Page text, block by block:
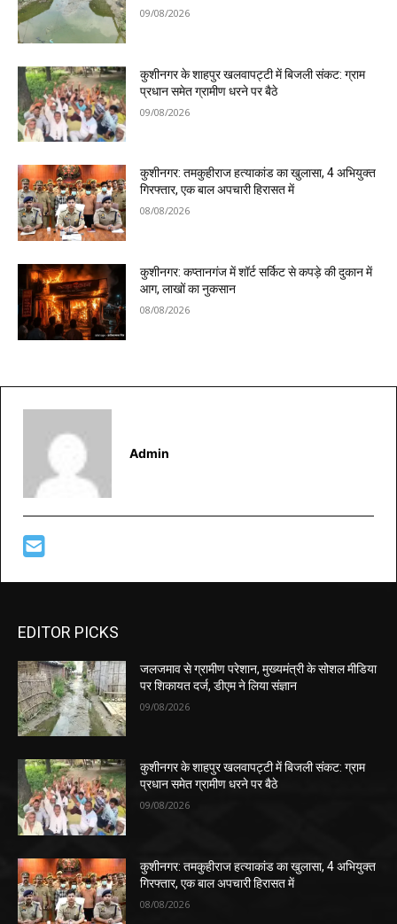
09/08/2026
कुशीनगर के शाहपुर खलवापट्टी में बिजली संकट: ग्राम
प्रधान समेत ग्रामीण धरने पर बैठे
09/08/2026
कुशीनगर: तमकुहीराज हत्याकांड का खुलासा, 4 अभियुक्त
गिरफ्तार, एक बाल अपचारी हिरासत में
08/08/2026
कुशीनगर: कप्तानगंज में शॉर्ट सर्किट से कपड़े की दुकान में
आग, लाखों का नुकसान
08/08/2026
Admin
EDITOR PICKS
जलजमाव से ग्रामीण परेशान, मुख्यमंत्री के सोशल मीडिया
पर शिकायत दर्ज, डीएम ने लिया संज्ञान
09/08/2026
कुशीनगर के शाहपुर खलवापट्टी में बिजली संकट: ग्राम
प्रधान समेत ग्रामीण धरने पर बैठे
09/08/2026
कुशीनगर: तमकुहीराज हत्याकांड का खुलासा, 4 अभियुक्त
गिरफ्तार, एक बाल अपचारी हिरासत में
08/08/2026